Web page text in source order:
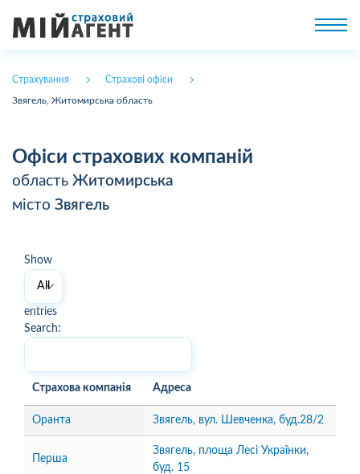
Страхування Страхові офіси
Звягель, Житомирська область
Офіси страхових компаній
область Житомирська
місто Звягель
Show
entries
Search:
Страхова компанія Адреса
Оранта Звягель, вул. Шевченка, буд.28/2
Перша
Звягель, площа Лесі Українки,
буд. 15